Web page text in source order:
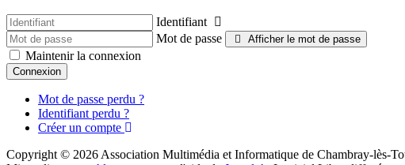
Identifiant
Mot de passe
Afficher le mot de passe
Maintenir la connexion
Connexion
Mot de passe perdu ?
Identifiant perdu ?
Créer un compte
Copyright © 2026 Association Multimédia et Informatique de Chambray-lès-